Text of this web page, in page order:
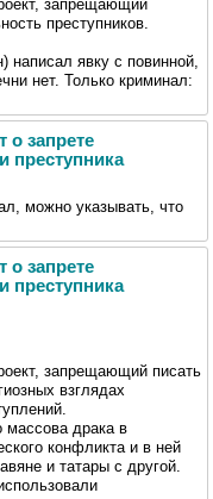
запрещающий
преступников.
явку с повинной,
нет. Только криминал:
о запрете
преступника
можно указывать, что
о запрете
преступника
запрещающий писать
взглядах
массова драка в
конфликта и в ней
и татары с другой.